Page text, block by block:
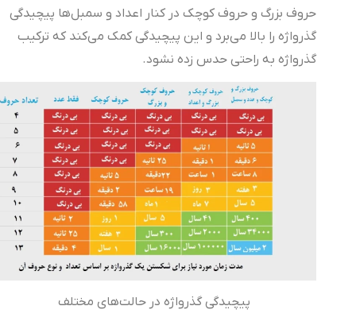
حروف بزرگ و حروف کوچک در کنار اعداد و سمبل‌ها پیچیدگی
گذرواژه‌ را بالا می‌برد و این پیچیدگی کمک می‌کند که ترکیب
گذرواژه‌ به راحتی حدس زده نشود.
پیچیدگی گذرواژه در حالت‌های مختلف